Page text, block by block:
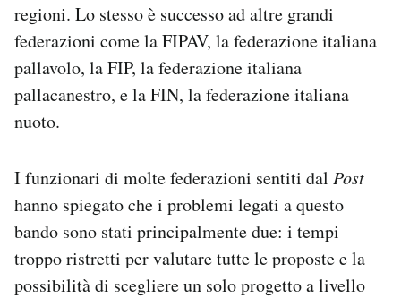
regioni. Lo stesso è successo ad altre grandi
federazioni come la FIPAV, la federazione italiana
pallavolo, la FIP, la federazione italiana
pallacanestro, e la FIN, la federazione italiana
nuoto.
I funzionari di molte federazioni sentiti dal Post
hanno spiegato che i problemi legati a questo
bando sono stati principalmente due: i tempi
troppo ristretti per valutare tutte le proposte e la
possibilità di scegliere un solo progetto a livello